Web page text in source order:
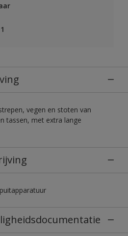
vegen en stoten van
tassen, met extra lange